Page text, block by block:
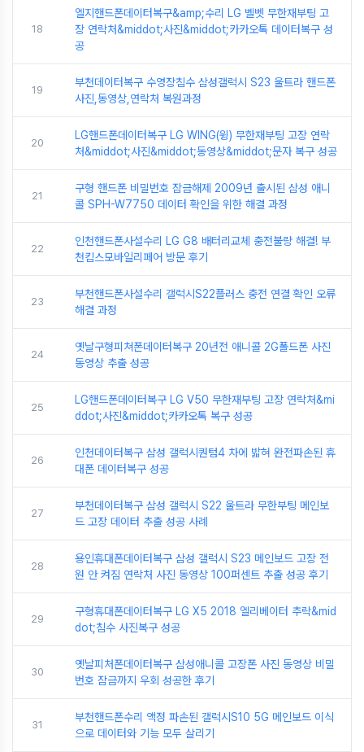
18
엘지핸드폰데이터복구&amp;수리 LG 벨벳 무한재부팅 고
장 연락처&middot;사진&middot;카카오톡 데이터복구 성
공
19
부천데이터복구 수영장침수 삼성갤럭시 S23 울트라 핸드폰
사진,동영상,연락처 복원과정
20
LG핸드폰데이터복구 LG WING(윙) 무한재부팅 고장 연락
처&middot;사진&middot;동영상&middot;문자 복구 성공
21
구형 핸드폰 비밀번호 잠금해제 2009년 출시된 삼성 애니
콜 SPH-W7750 데이터 확인을 위한 해결 과정
22
인천핸드폰사설수리 LG G8 배터리교체 충전불량 해결! 부
천킴스모바일리페어 방문 후기
23
부천핸드폰사설수리 갤럭시S22플러스 충전 연결 확인 오류
해결 과정
24
옛날구형피쳐폰데이터복구 20년전 애니콜 2G폴드폰 사진
동영상 추출 성공
25
LG핸드폰데이터복구 LG V50 무한재부팅 고장 연락처&mi
ddot;사진&middot;카카오톡 복구 성공
26
인천데이터복구 삼성 갤럭시퀀텀4 차에 밟혀 완전파손된 휴
대폰 데이터복구 성공
27
부천데이터복구 삼성 갤럭시 S22 울트라 무한부팅 메인보
드 고장 데이터 추출 성공 사례
28
용인휴대폰데이터복구 삼성 갤럭시 S23 메인보드 고장 전
원 안 켜짐 연락처 사진 동영상 100퍼센트 추출 성공 후기
29
구형휴대폰데이터복구 LG X5 2018 엘리베이터 추락&mid
dot;침수 사진복구 성공
30
옛날피처폰데이터복구 삼성애니콜 고장폰 사진 동영상 비밀
번호 잠금까지 우회 성공한 후기
31
부천핸드폰수리 액정 파손된 갤럭시S10 5G 메인보드 이식
으로 데이터와 기능 모두 살리기